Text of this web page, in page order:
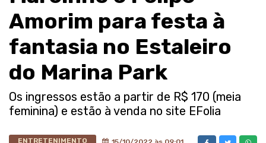
Amorim para festa à
fantasia no Estaleiro
do Marina Park
Os ingressos estão a partir de R$ 170 (meia
feminina) e estão à venda no site EFolia
ENTRETENIMENTO